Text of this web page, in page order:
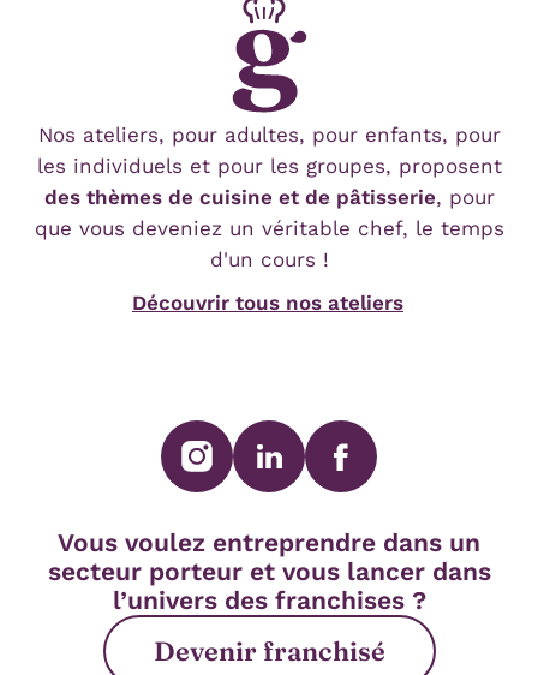
Nos ateliers, pour adultes, pour enfants, pour
les individuels et pour les groupes, proposent
des thèmes de cuisine et de pâtisserie, pour
que vous deveniez un véritable chef, le temps
d'un cours !
Découvrir tous nos ateliers
SUIVEZ-NOUS SUR
Vous voulez entreprendre dans un
secteur porteur et vous lancer dans
l’univers des franchises ?
Devenir franchisé